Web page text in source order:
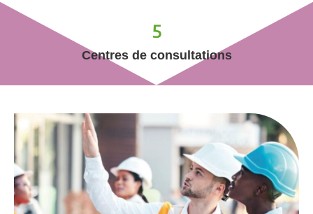
Centres de consultations
5